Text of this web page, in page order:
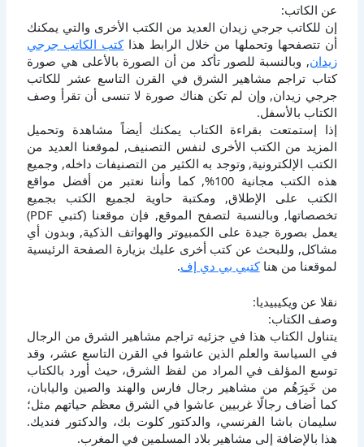
عن الكاتب:
إن للكاتب جرجي زيدان العديد من الكتب الأخرى والتي يمكنك
أن تتصفحها وتحملها من خلال الرابط هذاكتب الكاتب جرجي
زيدان, وبالنسبة للصور تأكد من أن الصورة بالأعلى هي صورة
كتاب تراجم مشاهير الشرق في القرن التاسع عشر للكاتب
جرجي زيدان, وإن لم تكن هناك صورة لا تنسى أن تقرأ وصف
الكتاب بالأسفل.
إذا إستمتعت بقراءة الكتاب يمكنك أيضاً مشاهدة وتحميل
المزيد من الكتب الأخرى لنفس التصنيف, لموقعنا العديد من
الكتب الإلكترونية, وتوجد به الكثير من التصنيفات داخله, وجميع
هذه الكتب مجانية 100%, كما وأننا نعتبر من أفضل مواقع
الكتب على الإطلاق, ومكتبة حاوية لجميع الكتب بجميع
تخصصاتها, وبالنسبة لتصفح الموقع, فإن موقعنا (كتبي PDF)
يعمل بصورة جيدة على الكمبيوتر والهواتف الذكية, وبدون أي
مشاكل, وللبحث عن كتب أخرى عليك بزيارة الصفحة الرئيسية
لموقعنا من هناكتبي بي دي إف.
نقلا عن ويكيبيديا:
وصف الكتاب:
يتناول الكتاب هذا في جزئيه تراجم مشاهير الشرق من الرجال
في السياسة والعلم الذين عاشوا في القرن التاسع عشر، وقد
توسع المؤلف في المراد من لفظ الشرق، حيث أورد بالكتاب
من خَبِرَهُم من مشاهير رجال فارس والهند والصين واليابان،
كما أضاف رجالًا غربيين عاشوا في الشرق معظم حياتهم مثل؛
سليمان باشا الفرنسي، والدكتور كلوت بك، والدكتور فنديك.
هذا بالإضافة إلى مشاهير بلاد المسلمين في المغرب.